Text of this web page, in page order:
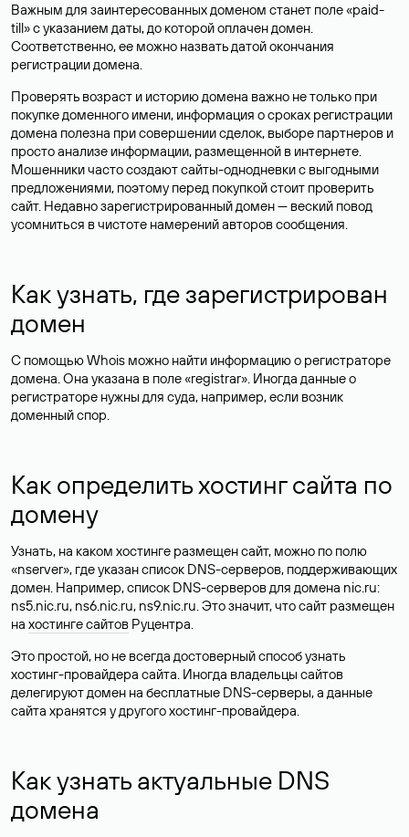
Важным для заинтересованных доменом станет поле «paid-
till» с указанием даты, до которой оплачен домен.
Соответственно, ее можно назвать датой окончания
регистрации домена.
Проверять возраст и историю домена важно не только при
покупке доменного имени, информация о сроках регистрации
домена полезна при совершении сделок, выборе партнеров и
просто анализе информации, размещенной в интернете.
Мошенники часто создают сайты-однодневки с выгодными
предложениями, поэтому перед покупкой стоит проверить
сайт. Недавно зарегистрированный домен — веский повод
усомниться в чистоте намерений авторов сообщения.
Как узнать, где зарегистрирован
домен
С помощью Whois можно найти информацию о регистраторе
домена. Она указана в поле «registrar». Иногда данные о
регистраторе нужны для суда, например, если возник
доменный спор.
Как определить хостинг сайта по
домену
Узнать, на каком хостинге размещен сайт, можно по полю
«nserver», где указан список DNS-серверов, поддерживающих
домен. Например, список DNS-серверов для домена nic.ru:
ns5.nic.ru, ns6.nic.ru, ns9.nic.ru. Это значит, что сайт размещен
на хостинге сайтов Руцентра.
Это простой, но не всегда достоверный способ узнать
хостинг-провайдера сайта. Иногда владельцы сайтов
делегируют домен на бесплатные DNS-серверы, а данные
сайта хранятся у другого хостинг-провайдера.
Как узнать актуальные DNS
домена